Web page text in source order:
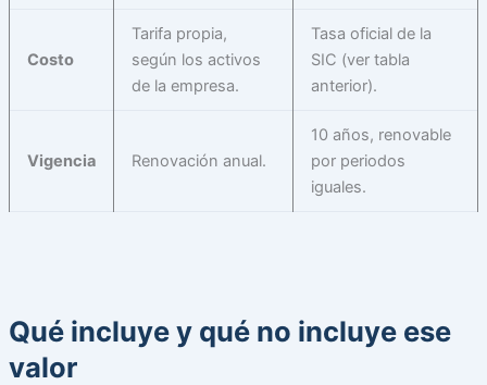
Costo
Tarifa propia,
según los activos
de la empresa.
Tasa oficial de la
SIC (ver tabla
anterior).
Vigencia Renovación anual.
10 años, renovable
por periodos
iguales.
Qué incluye y qué no incluye ese
valor